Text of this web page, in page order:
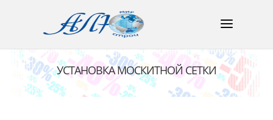
УСТАНОВКА МОСКИТНОЙ СЕТКИ